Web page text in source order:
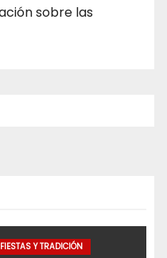
sobre las
FIESTAS Y TRADICIÓN